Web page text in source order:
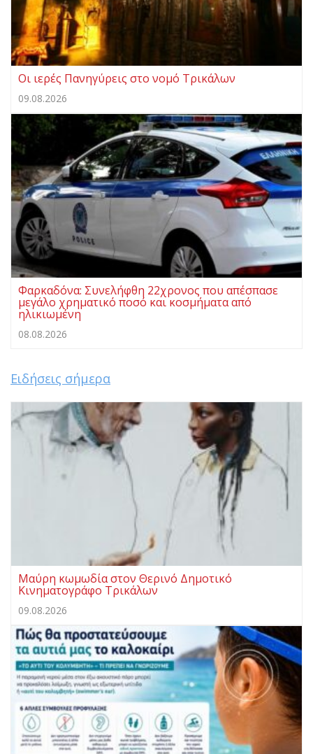
Οι ιερές Πανηγύρεις στο νομό Τρικάλων
09.08.2026
Φαρκαδόνα: Συνελήφθη 22χρονος που απέσπασε
μεγάλο χρηματικό ποσό και κοσμήματα από
ηλικιωμένη
08.08.2026
Ειδήσεις σήμερα
Μαύρη κωμωδία στον Θερινό Δημοτικό
Κινηματογράφο Τρικάλων
09.08.2026